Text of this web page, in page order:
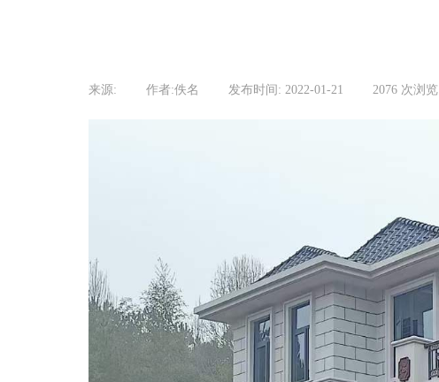
来源: 作者:佚名 发布时间: 2022-01-21 2076 次浏览